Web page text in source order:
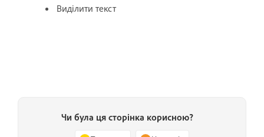
Виділити текст
Чи була ця сторінка корисною?